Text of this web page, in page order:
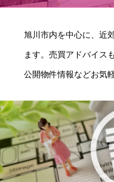
旭川市内を中心に、近
ます。売買アドバイス
公開物件情報などお気